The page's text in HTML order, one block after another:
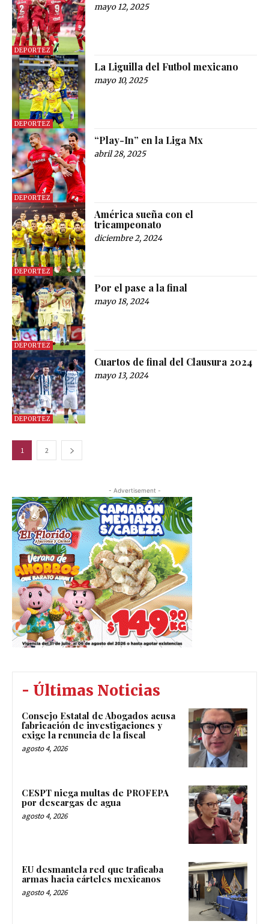
DEPORTEZ
mayo 12, 2025
DEPORTEZ
La Liguilla del Futbol mexicano
mayo 10, 2025
DEPORTEZ
“Play-In” en la Liga Mx
abril 28, 2025
DEPORTEZ
América sueña con el
tricampeonato
diciembre 2, 2024
DEPORTEZ
Por el pase a la final
mayo 18, 2024
DEPORTEZ
Cuartos de final del Clausura 2024
mayo 13, 2024
1 2
- Advertisement -
- Últimas Noticias
Consejo Estatal de Abogados acusa
fabricación de investigaciones y
exige la renuncia de la fiscal
agosto 4, 2026
CESPT niega multas de PROFEPA
por descargas de agua
agosto 4, 2026
EU desmantela red que traficaba
armas hacia cárteles mexicanos
agosto 4, 2026